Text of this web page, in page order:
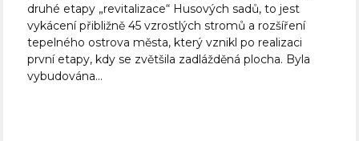
druhé etapy „revitalizace“ Husových sadů, to jest
vykácení přibližně 45 vzrostlých stromů a rozšíření
tepelného ostrova města, který vznikl po realizaci
první etapy, kdy se zvětšila zadlážděná plocha. Byla
vybudována...